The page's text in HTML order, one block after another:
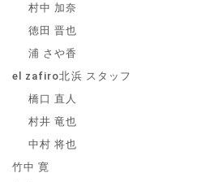
村中 加奈
徳田 晋也
浦 さや香
el zafiro北浜 スタッフ
橋口 直人
村井 竜也
中村 将也
竹中 寛